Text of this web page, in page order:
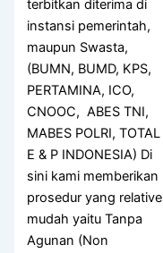
terbitkan diterima di
instansi pemerintah,
maupun Swasta,
(BUMN, BUMD, KPS,
PERTAMINA, ICO,
CNOOC, ABES TNI,
MABES POLRI, TOTAL
E & P INDONESIA) Di
sini kami memberikan
prosedur yang relative
mudah yaitu Tanpa
Agunan (Non